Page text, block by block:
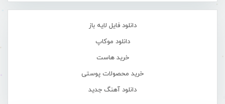
دانلود فایل لایه باز
دانلود موکاپ
خرید هاست
خرید محصولات پوستی
دانلود آهنگ جدید